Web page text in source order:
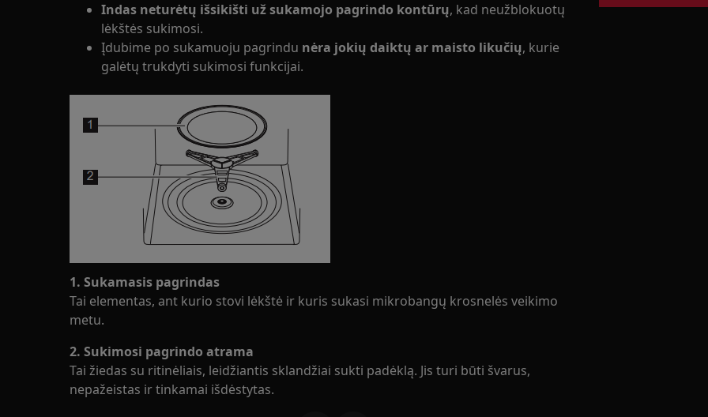
Indas neturėtų išsikišti už sukamojo pagrindo kontūrų, kad neužblokuotų
lėkštės sukimosi.
Įdubime po sukamuoju pagrindu nėra jokių daiktų ar maisto likučių, kurie
galėtų trukdyti sukimosi funkcijai.
1. Sukamasis pagrindas
Tai elementas, ant kurio stovi lėkštė ir kuris sukasi mikrobangų krosnelės veikimo
metu.
2. Sukimosi pagrindo atrama
Tai žiedas su ritinėliais, leidžiantis sklandžiai sukti padėklą. Jis turi būti švarus,
nepažeistas ir tinkamai išdėstytas.